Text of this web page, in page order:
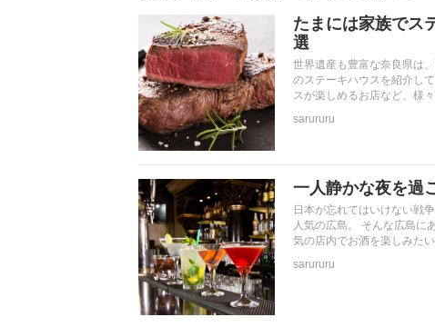
たまには家族でス
選
世界遺産も豊富な奈良県は
のステーキハウスを紹介し
スが楽しめるお店など、様
sarururu
一人静かな夜を過
日本が忘れてはいけない戦
人気の広島。 そんな広島に
気の店内でお酒を楽しみた
sarururu